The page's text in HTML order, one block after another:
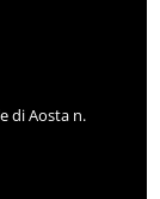
di Aosta n.